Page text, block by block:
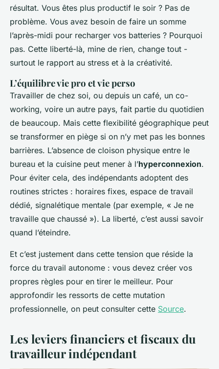
résultat. Vous êtes plus productif le soir ? Pas de
problème. Vous avez besoin de faire un somme
l’après-midi pour recharger vos batteries ? Pourquoi
pas. Cette liberté-là, mine de rien, change tout -
surtout le rapport au stress et à la créativité.
L’équilibre vie pro et vie perso
Travailler de chez soi, ou depuis un café, un co-
working, voire un autre pays, fait partie du quotidien
de beaucoup. Mais cette flexibilité géographique peut
se transformer en piège si on n’y met pas les bonnes
barrières. L’absence de cloison physique entre le
bureau et la cuisine peut mener à l’hyperconnexion.
Pour éviter cela, des indépendants adoptent des
routines strictes : horaires fixes, espace de travail
dédié, signalétique mentale (par exemple, « Je ne
travaille que chaussé »). La liberté, c’est aussi savoir
quand l’éteindre.
Et c’est justement dans cette tension que réside la
force du travail autonome : vous devez créer vos
propres règles pour en tirer le meilleur. Pour
approfondir les ressorts de cette mutation
professionnelle, on peut consulter cette Source.
Les leviers financiers et fiscaux du
travailleur indépendant